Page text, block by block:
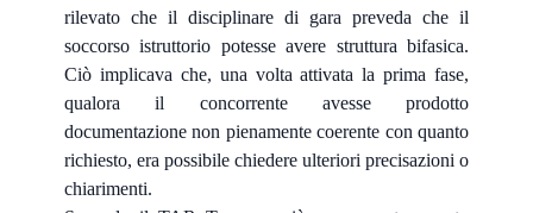
rilevato che il disciplinare di gara preveda che il
soccorso istruttorio potesse avere struttura bifasica.
Ciò implicava che, una volta attivata la prima fase,
qualora il concorrente avesse prodotto
documentazione non pienamente coerente con quanto
richiesto, era possibile chiedere ulteriori precisazioni o
chiarimenti.